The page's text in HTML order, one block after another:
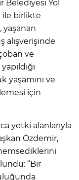
Belediyesi Yol
ile birlikte
alışverişinde
ve
yaşamını ve
için
yetki alanlarıyla
Özdemir,
“Bir